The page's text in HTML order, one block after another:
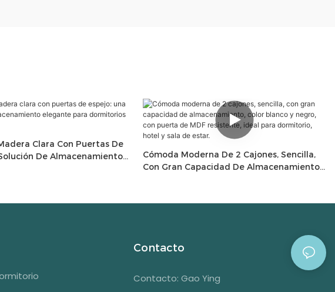
Clara Con Puertas De
De Almacenamiento
Cómoda Moderna De 2 Cajones, Sencilla,
Con Gran Capacidad De Almacenamiento,
Sala De Estar.
Contacto
Contacto: Gao Ying